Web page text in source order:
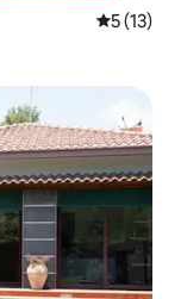
5 (13)